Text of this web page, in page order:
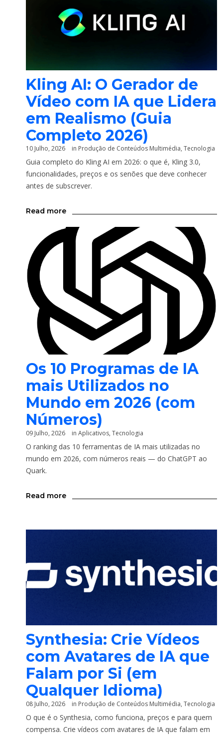
Kling AI: O Gerador de
Vídeo com IA que Lidera
em Realismo (Guia
Completo 2026)
10 Julho, 2026 in Produção de Conteúdos Multimédia, Tecnologia
Guia completo do Kling AI em 2026: o que é, Kling 3.0,
funcionalidades, preços e os senões que deve conhecer
antes de subscrever.
Read more
Os 10 Programas de IA
mais Utilizados no
Mundo em 2026 (com
Números)
09 Julho, 2026 in Aplicativos, Tecnologia
O ranking das 10 ferramentas de IA mais utilizadas no
mundo em 2026, com números reais — do ChatGPT ao
Quark.
Read more
Synthesia: Crie Vídeos
com Avatares de IA que
Falam por Si (em
Qualquer Idioma)
08 Julho, 2026 in Produção de Conteúdos Multimédia, Tecnologia
O que é o Synthesia, como funciona, preços e para quem
compensa. Crie vídeos com avatares de IA que falam em